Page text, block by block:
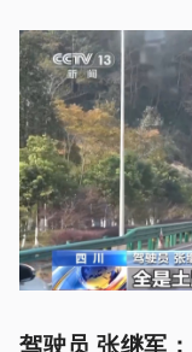
驾驶员 张继军：